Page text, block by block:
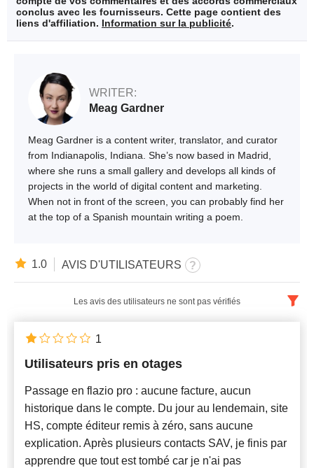
conclus avec les fournisseurs. Cette page contient des
liens d'affiliation. Information sur la publicité.
WRITER:
Meag Gardner
Meag Gardner is a content writer, translator, and curator
from Indianapolis, Indiana. She’s now based in Madrid,
where she runs a small gallery and develops all kinds of
projects in the world of digital content and marketing.
When not in front of the screen, you can probably find her
at the top of a Spanish mountain writing a poem.
1.0 AVIS D'UTILISATEURS
Les avis des utilisateurs ne sont pas vérifiés
Nouveautés
Utilisateurs pris en otages
Passage en flazio pro : aucune facture, aucun
historique dans le compte. Du jour au lendemain, site
HS, compte éditeur remis à zéro, sans aucune
explication. Après plusieurs contacts SAV, je finis par
apprendre que tout est tombé car je n'ai pas
1